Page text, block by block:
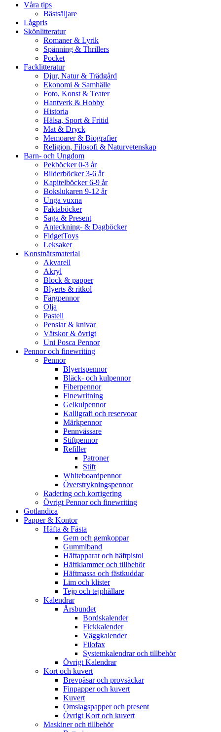
Våra tips
Bästsäljare
Lågpris
Skönlitteratur
Romaner & Lyrik
Spänning & Thrillers
Pocket
Facklitteratur
Djur, Natur & Trädgård
Ekonomi & Samhälle
Foto, Konst & Teater
Hantverk & Hobby
Historia
Hälsa, Sport & Fritid
Mat & Dryck
Memoarer & Biografier
Religion, Filosofi & Naturvetenskap
Barn- och Ungdom
Pekböcker 0-3 år
Bilderböcker 3-6 år
Kapitelböcker 6-9 år
Bokslukaren 9-12 år
Unga vuxna
Faktaböcker
Saga & Present
Anteckning- & Dagböcker
FidgetToys
Leksaker
Konstnärsmaterial
Akvarell
Akryl
Block & papper
Blyerts & ritkol
Färgpennor
Olja
Pastell
Penslar & knivar
Vätskor & övrigt
Uni Posca Pennor
Pennor och finewriting
Pennor
Blyertspennor
Bläck- och kulpennor
Fiberpennor
Finewritning
Gelkulpennor
Kalligrafi och reservoar
Märkpennor
Pennvässare
Stiftpennor
Refiller
Patroner
Stift
Whiteboardpennor
Överstrykningspennor
Radering och korrigering
Övrigt Pennor och finewriting
Gotlandica
Papper & Kontor
Häfta & Fästa
Gem och gemkoppar
Gummiband
Häftapparat och häftpistol
Häftklammer och tillbehör
Häftmassa och fästkuddar
Lim och klister
Tejp och tejphållare
Kalendrar
Årsbundet
Bordskalender
Fickkalender
Väggkalender
Filofax
Systemkalendrar och tillbehör
Övrigt Kalendrar
Kort och kuvert
Brevpåsar och provsäckar
Finpapper och kuvert
Kuvert
Omslagspapper och present
Övrigt Kort och kuvert
Maskiner och tillbehör